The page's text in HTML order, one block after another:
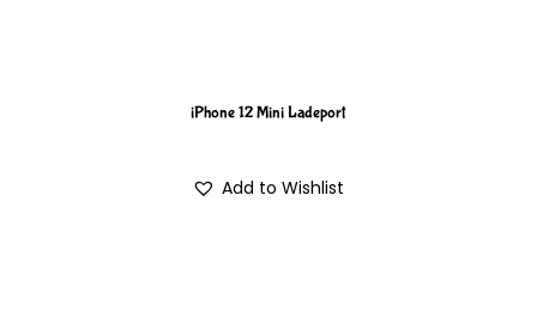
iPhone 12 Mini Ladeport
Add to Wishlist